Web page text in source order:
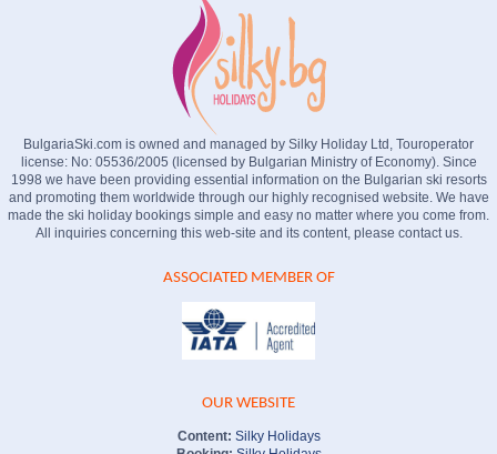
BulgariaSki.com is owned and managed by Silky Holiday Ltd, Touroperator
license: No: 05536/2005 (licensed by Bulgarian Ministry of Economy). Since
1998 we have been providing essential information on the Bulgarian ski resorts
and promoting them worldwide through our highly recognised website. We have
made the ski holiday bookings simple and easy no matter where you come from.
All inquiries concerning this web-site and its content, please contact us.
ASSOCIATED MEMBER OF
OUR WEBSITE
Content: Silky Holidays